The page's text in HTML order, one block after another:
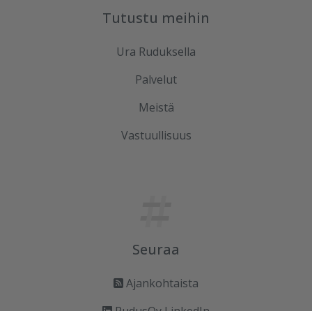
Tutustu meihin
Ura Ruduksella
Palvelut
Meistä
Vastuullisuus
Seuraa
Ajankohtaista